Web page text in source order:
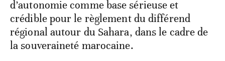
d’autonomie comme base sérieuse et
crédible pour le règlement du différend
régional autour du Sahara, dans le cadre de
la souveraineté marocaine.